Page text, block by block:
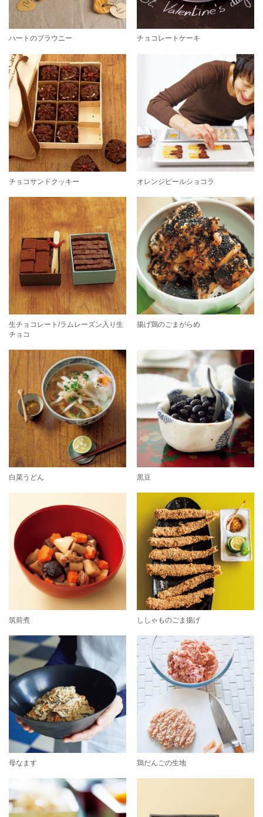
ハートのブラウニー チョコレートケーキ
チョコサンドクッキー オレンジピールショコラ
生チョコレート/ラムレーズン入り生
チョコ
揚げ鶏のごまがらめ
白菜うどん 黒豆
筑前煮 ししゃものごま揚げ
母なます 鶏だんごの生地